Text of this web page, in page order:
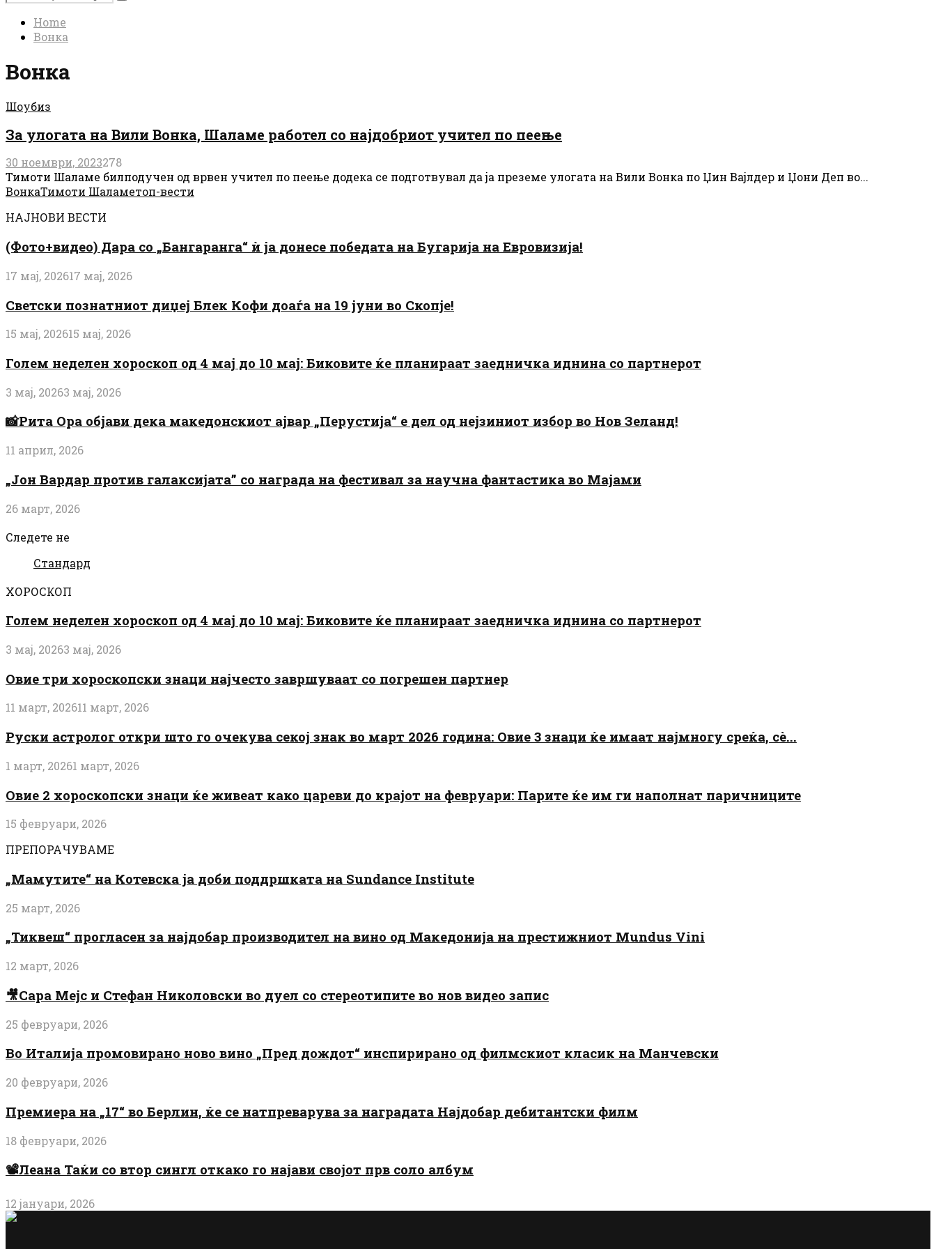
for:
Search
Home
Вонка
Вонка
Шоубиз
За улогата на Вили Вонка, Шаламе работел со најдобриот учител по пеење
30 ноември, 2023278
Тимоти Шаламе билподучен од врвен учител по пеење додека се подготвувал да ја преземе улогата на Вили Вонка по Џин Вајлдер и Џони Деп во...
ВонкаТимоти Шаламетоп-вести
НАЈНОВИ ВЕСТИ
(Фото+видео) Дара со „Бангаранга“ ѝ ја донесе победата на Бугарија на Евровизија!
17 мај, 202617 мај, 2026
Светски познатниот диџеј Блек Кофи доаѓа на 19 јуни во Скопје!
15 мај, 202615 мај, 2026
Голем неделен хороскоп од 4 мај до 10 мај: Биковите ќе планираат заедничка иднина со партнерот
3 мај, 20263 мај, 2026
📸Рита Ора објави дека македонскиот ајвар „Перустија“ е дел од нејзиниот избор во Нов Зеланд!
11 април, 2026
„Јон Вардар против галаксијата” со награда на фестивал за научна фантастика во Мајами
26 март, 2026
Следете не
Стандард
ХОРОСКОП
Голем неделен хороскоп од 4 мај до 10 мај: Биковите ќе планираат заедничка иднина со партнерот
3 мај, 20263 мај, 2026
Овие три хороскопски знаци најчесто завршуваат со погрешен партнер
11 март, 202611 март, 2026
Руски астролог откри што го очекува секој знак во март 2026 година: Овие 3 знаци ќе имаат најмногу среќа, сè...
1 март, 20261 март, 2026
Овие 2 хороскопски знаци ќе живеат како цареви до крајот на февруари: Парите ќе им ги наполнат паричниците
15 февруари, 2026
ПРЕПОРАЧУВАМЕ
„Мамутите“ на Котевска ја доби поддршката на Sundance Institute
25 март, 2026
„Тиквеш“ прогласен за најдобар производител на вино од Македонија на престижниот Mundus Vini
12 март, 2026
🎥Сара Мејс и Стефан Николовски во дуел со стереотипите во нов видео запис
25 февруари, 2026
Во Италија промовирано ново вино „Пред дождот“ инспирирано од филмскиот класик на Манчевски
20 февруари, 2026
Премиера на „17“ во Берлин, ќе се натпреварува за наградата Најдобар дебитантски филм
18 февруари, 2026
📽️Леана Таќи со втор сингл откако го најави својот прв соло албум
12 јануари, 2026